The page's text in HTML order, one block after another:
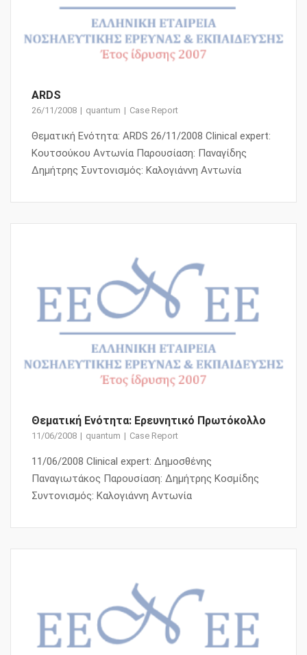
ARDS
26/11/2008 quantum Case Report
Θεματική Ενότητα: ARDS 26/11/2008 Clinical expert:
Κουτσούκου Αντωνία Παρουσίαση: Παναγίδης
Δημήτρης Συντονισμός: Καλογιάννη Αντωνία
Θεματική Ενότητα: Ερευνητικό Πρωτόκολλο
11/06/2008 quantum Case Report
11/06/2008 Clinical expert: Δημοσθένης
Παναγιωτάκος Παρουσίαση: Δημήτρης Κοσμίδης
Συντονισμός: Καλογιάννη Αντωνία